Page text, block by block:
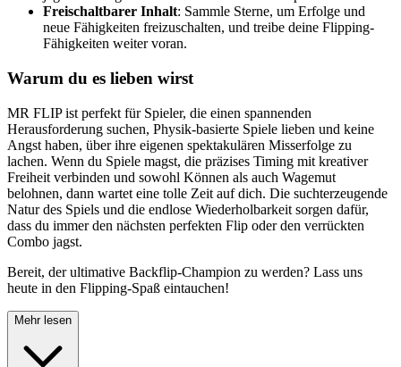
Freischaltbarer Inhalt: Sammle Sterne, um Erfolge und
neue Fähigkeiten freizuschalten, und treibe deine Flipping-
Fähigkeiten weiter voran.
Warum du es lieben wirst
MR FLIP ist perfekt für Spieler, die einen spannenden
Herausforderung suchen, Physik-basierte Spiele lieben und keine
Angst haben, über ihre eigenen spektakulären Misserfolge zu
lachen. Wenn du Spiele magst, die präzises Timing mit kreativer
Freiheit verbinden und sowohl Können als auch Wagemut
belohnen, dann wartet eine tolle Zeit auf dich. Die suchterzeugende
Natur des Spiels und die endlose Wiederholbarkeit sorgen dafür,
dass du immer den nächsten perfekten Flip oder den verrückten
Combo jagst.
Bereit, der ultimative Backflip-Champion zu werden? Lass uns
heute in den Flipping-Spaß eintauchen!
Mehr lesen